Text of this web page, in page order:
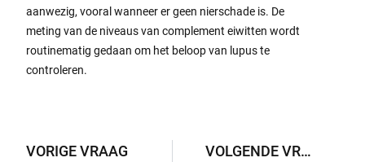
aanwezig, vooral wanneer er geen nierschade is. De
meting van de niveaus van complement eiwitten wordt
routinematig gedaan om het beloop van lupus te
controleren.
VORIGE VRAAG VOLGENDE VRAAG